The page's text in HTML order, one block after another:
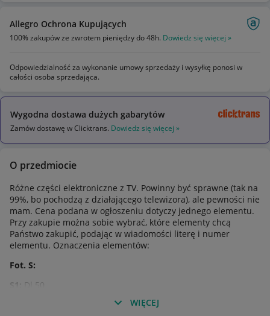
Allegro Ochrona Kupujących
100% zakupów ze zwrotem pieniędzy do 48h. Dowiedz się więcej »
Odpowiedzialność za wykonanie umowy sprzedaży i wysyłkę ponosi w
całości osoba sprzedająca.
Wygodna dostawa dużych gabarytów
Zamów dostawę w Clicktrans. Dowiedz się więcej »
O przedmiocie
Różne części elektroniczne z TV. Powinny być sprawne (tak na
99%, bo pochodzą z działającego telewizora), ale pewności nie
mam. Cena podana w ogłoszeniu dotyczy jednego elementu.
Przy zakupie można sobie wybrać, które elementy chcą
Państwo zakupić, podając w wiadomości literę i numer
elementu. Oznaczenia elementów:
Fot. S:
S1:
Dl 50
WIĘCEJ